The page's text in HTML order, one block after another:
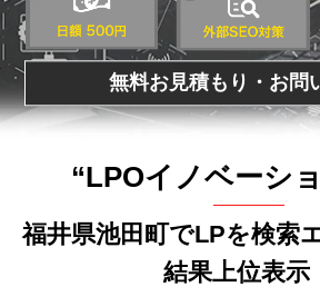
無料お見積もり・お問
“LPOイノベーシ
福井県池田町でLPを検索
結果上位表示